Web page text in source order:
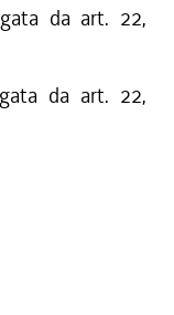
da art. 22,
da art. 22,